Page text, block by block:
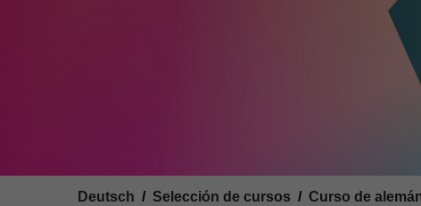
Deutsch Selección de cursos Curso de